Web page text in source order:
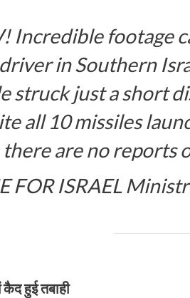
Incredible footage
in Southern
struck just a short
all 10 missiles
there are no reports
FOR ISRAEL
हुई तबाही